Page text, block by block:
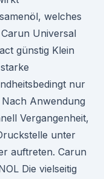
welches
Universal
günstig Klein
nur
Anwendung
Vergangenheit,
unter
auftreten. Carun
Die vielseitig